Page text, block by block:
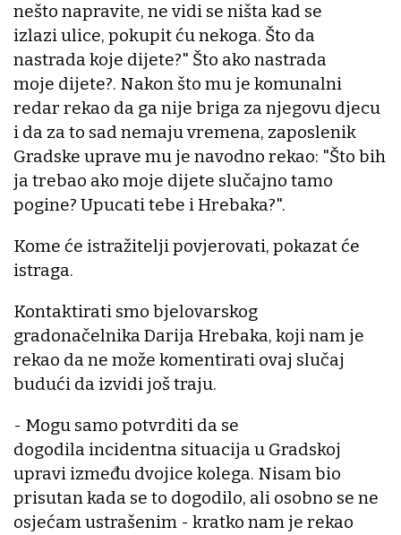
nešto napravite, ne vidi se ništa kad se
izlazi ulice, pokupit ću nekoga. Što da
nastrada koje dijete?" Što ako nastrada
moje dijete?. Nakon što mu je komunalni
redar rekao da ga nije briga za njegovu djecu
i da za to sad nemaju vremena, zaposlenik
Gradske uprave mu je navodno rekao: "Što bih
ja trebao ako moje dijete slučajno tamo
pogine? Upucati tebe i Hrebaka?".
Kome će istražitelji povjerovati, pokazat će
istraga.
Kontaktirati smo bjelovarskog
gradonačelnika Darija Hrebaka, koji nam je
rekao da ne može komentirati ovaj slučaj
budući da izvidi još traju.
- Mogu samo potvrditi da se
dogodila incidentna situacija u Gradskoj
upravi između dvojice kolega. Nisam bio
prisutan kada se to dogodilo, ali osobno se ne
osjećam ustrašenim - kratko nam je rekao